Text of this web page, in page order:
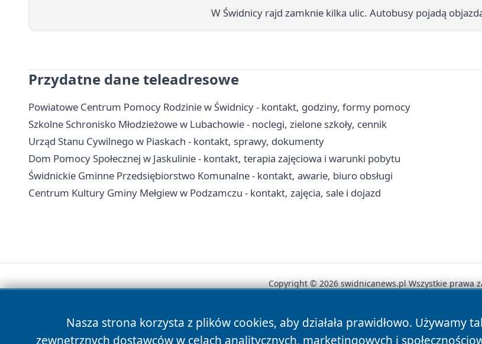
W Świdnicy rajd zamknie kilka ulic. Autobusy pojadą
Przydatne dane teleadresowe
Powiatowe Centrum Pomocy Rodzinie w Świdnicy - kontakt, godziny, formy pomocy
Szkolne Schronisko Młodzieżowe w Lubachowie - noclegi, zielone szkoły, cennik
Urząd Stanu Cywilnego w Piaskach - kontakt, sprawy, dokumenty
Dom Pomocy Społecznej w Jaskulinie - kontakt, terapia zajęciowa i warunki pobytu
Świdnickie Gminne Przedsiębiorstwo Komunalne - kontakt, awarie, biuro obsługi
Centrum Kultury Gminy Mełgiew w Podzamczu - kontakt, zajęcia, sale i dojazd
Nasza strona korzysta z plików cookies, aby działała prawidłowo.
zewnętrznych dostawców w celach analitycznych, marketingowych i
Copyright © 2026 swidnicanews.pl Wszystkie prawa
News Autorzy Polityka Prywatności